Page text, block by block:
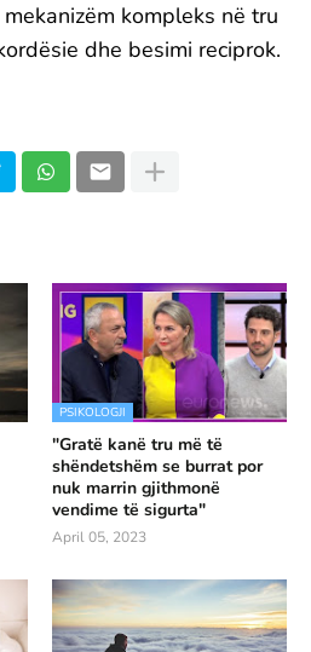
kompleks në tru
dhe besimi reciprok.
PSIKOLOGJI
"Gratë kanë tru më të
shëndetshëm se burrat por
nuk marrin gjithmonë
vendime të sigurta"
April 05, 2023